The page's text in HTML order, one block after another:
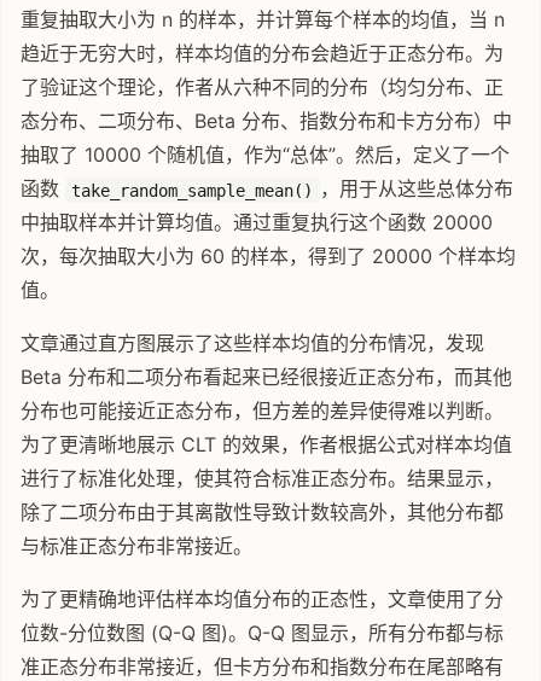
重复抽取大小为 n 的样本，并计算每个样本的均值，当 n
趋近于无穷大时，样本均值的分布会趋近于正态分布。为
了验证这个理论，作者从六种不同的分布（均匀分布、正
态分布、二项分布、Beta 分布、指数分布和卡方分布）中
抽取了 10000 个随机值，作为“总体”。然后，定义了一个
函数
take_random_sample_mean()
，用于从这些总体分布
中抽取样本并计算均值。通过重复执行这个函数 20000
次，每次抽取大小为 60 的样本，得到了 20000 个样本均
值。
文章通过直方图展示了这些样本均值的分布情况，发现
Beta 分布和二项分布看起来已经很接近正态分布，而其他
分布也可能接近正态分布，但方差的差异使得难以判断。
为了更清晰地展示 CLT 的效果，作者根据公式对样本均值
进行了标准化处理，使其符合标准正态分布。结果显示，
除了二项分布由于其离散性导致计数较高外，其他分布都
与标准正态分布非常接近。
为了更精确地评估样本均值分布的正态性，文章使用了分
位数-分位数图 (Q-Q 图)。Q-Q 图显示，所有分布都与标
准正态分布非常接近，但卡方分布和指数分布在尾部略有